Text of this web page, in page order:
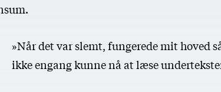
»Når det var slemt, fungerede mit hoved
ikke engang kunne nå at læse